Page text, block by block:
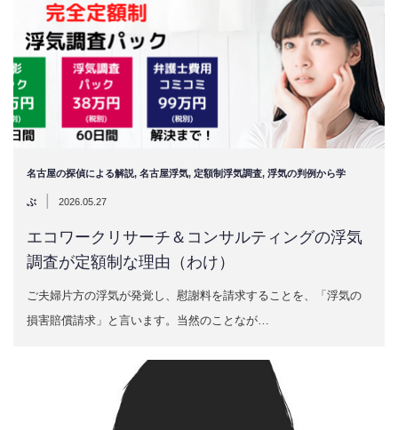
名古屋の探偵による解説, 名古屋浮気, 定額制浮気調査, 浮気の判例から学
ぶ 2026.05.27
エコワークリサーチ＆コンサルティングの浮気
調査が定額制な理由（わけ）
ご夫婦片方の浮気が発覚し、慰謝料を請求することを、「浮気の
損害賠償請求」と言います。当然のことなが…